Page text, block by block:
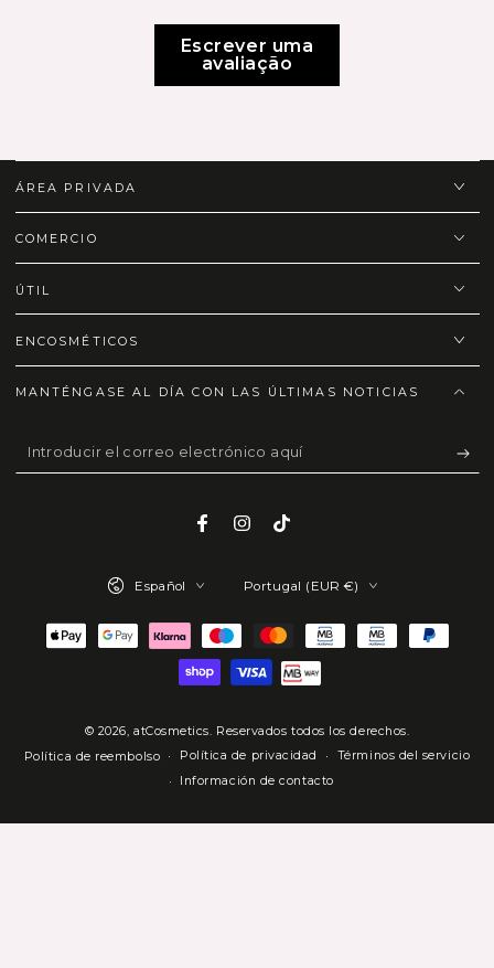
Escrever uma
avaliação
ÁREA PRIVADA
COMERCIO
ÚTIL
ENCOSMÉTICOS
MANTÉNGASE AL DÍA CON LAS ÚLTIMAS NOTICIAS
Introducir
el
Facebook
Instagram
TikTok
© 2026,atCosmetics . Reservados todos los derechos.
Política de reembolso
Política de privacidad
Términos del servicio
Información de contacto
Español Portugal (EUR €)
Métodos